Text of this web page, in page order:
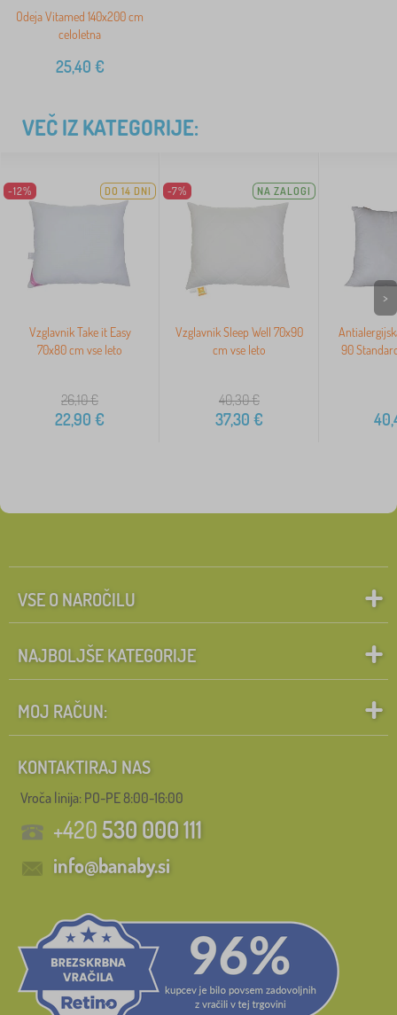
Odeja Vitamed 140x200 cm
celoletna
25,40 €
VEČ IZ KATEGORIJE:
-12% DO 14 DNI
Vzglavnik Take it Easy
70x80 cm vse leto
26,10€
22,90 €
-7% NA ZALOGI
Vzglavnik Sleep Well 70x90
cm vse leto
40,30€
37,30 €
90
>
VSE O NAROČILU
NAJBOLJŠE KATEGORIJE
MOJ RAČUN:
KONTAKTIRAJ NAS
Vroča linija: PO-PE 8:00-16:00
+420530 000 111
info@banaby.si